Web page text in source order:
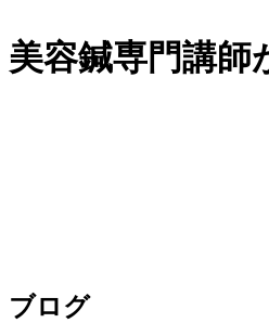
美容鍼専門講師
ブログ